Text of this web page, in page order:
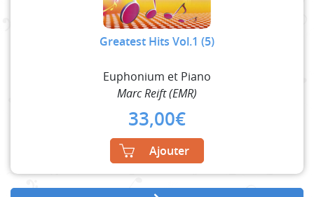
Greatest Hits Vol.1 (5)
Euphonium et Piano
Marc Reift (EMR)
33,00€
Ajouter